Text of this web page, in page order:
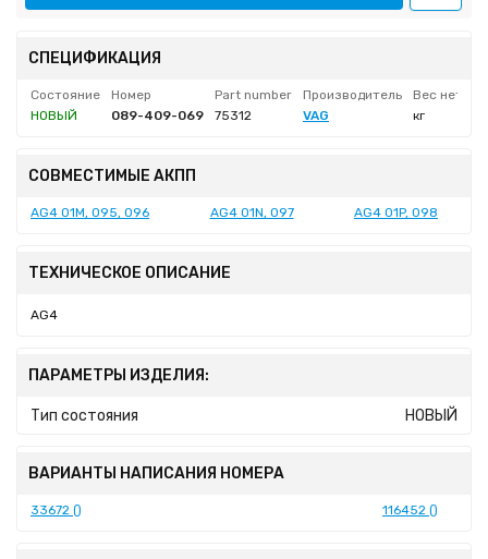
СПЕЦИФИКАЦИЯ
Состояние Номер Part number Производитель
Вес нетто
НОВЫЙ
089-409-069 75312 VAG кг
СОВМЕСТИМЫЕ АКПП
AG4 01M, 095, 096 AG4 01N, 097 AG4 01P, 098
ТЕХНИЧЕСКОЕ ОПИСАНИЕ
AG4
ПАРАМЕТРЫ ИЗДЕЛИЯ:
Тип состояния НОВЫЙ
ВАРИАНТЫ НАПИСАНИЯ НОМЕРА
33672 () 116452 ()